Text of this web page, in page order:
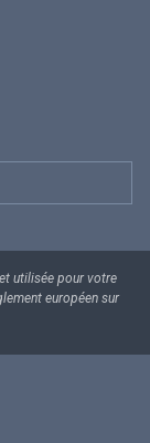
utilisée pour votre
européen sur